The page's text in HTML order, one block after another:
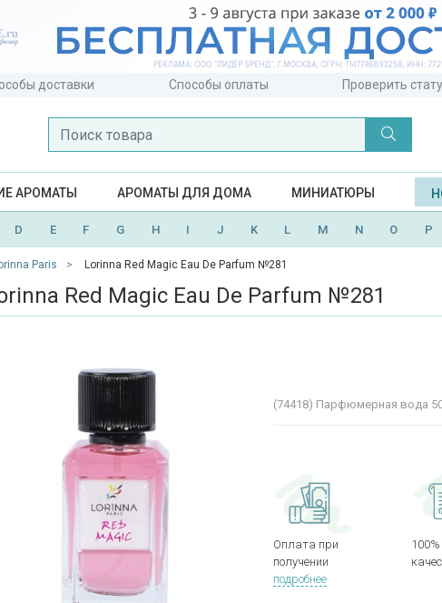
доставки Способы оплаты Проверить
АРОМАТЫ АРОМАТЫ ДЛЯ ДОМА МИНИАТЮРЫ
D E F G H I J K L M N O P
Paris Lorinna Red Magic Eau De Parfum №281
Red Magic Eau De Parfum №281
(74418) Парфюмерная вода
Оплата при
получении
подробнее